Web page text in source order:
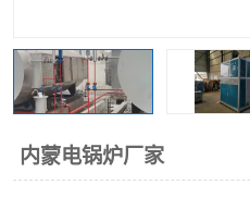
内蒙电锅炉厂家